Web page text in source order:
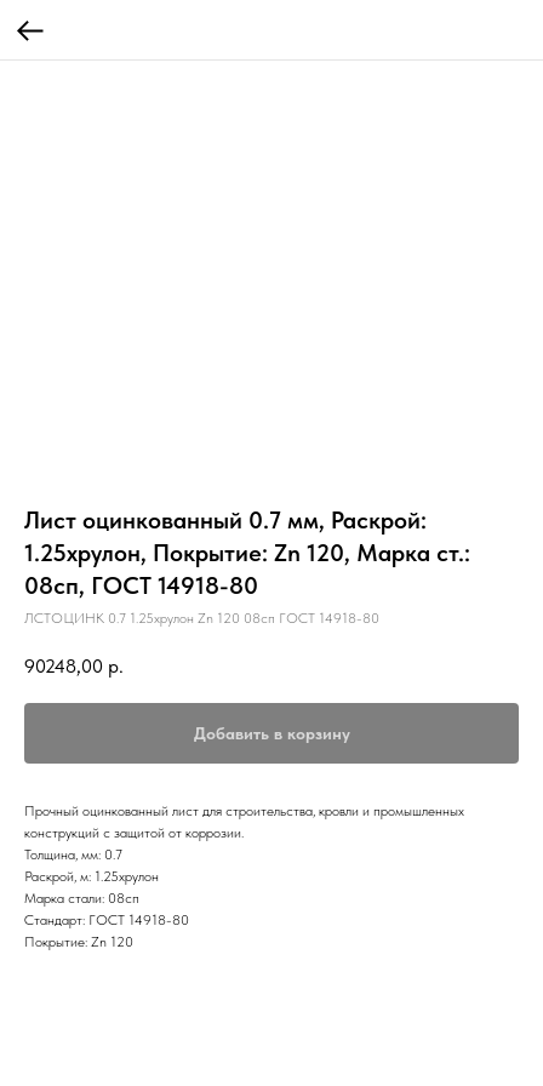
Лист оцинкованный 0.7 мм, Раскрой:
1.25хрулон, Покрытие: Zn 120, Марка ст.:
08сп, ГОСТ 14918-80
ЛСТОЦИНК 0.7 1.25хрулон Zn 120 08сп ГОСТ 14918-80
90248,00 р.
Добавить в корзину
Прочный оцинкованный лист для строительства, кровли и промышленных
конструкций с защитой от коррозии.
Толщина, мм: 0.7
Раскрой, м: 1.25хрулон
Марка стали: 08сп
Стандарт: ГОСТ 14918-80
Покрытие: Zn 120